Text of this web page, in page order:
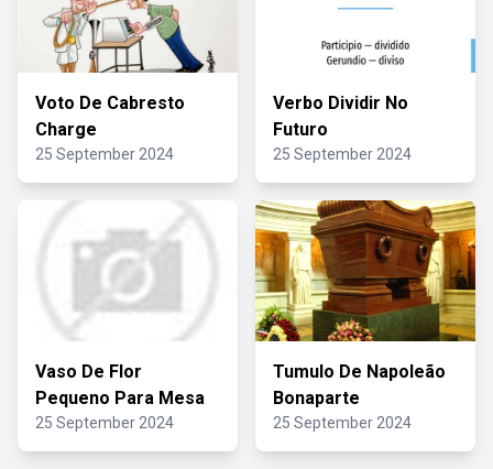
Voto De Cabresto
Charge
25 September 2024
Verbo Dividir No
Futuro
25 September 2024
Vaso De Flor
Pequeno Para Mesa
25 September 2024
Tumulo De Napoleão
Bonaparte
25 September 2024